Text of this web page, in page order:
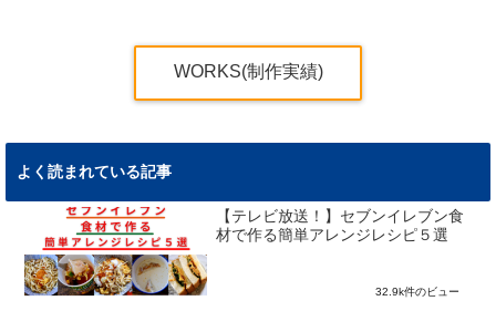
WORKS(制作実績)
よく読まれている記事
【テレビ放送！】セブンイレブン食
材で作る簡単アレンジレシピ５選
32.9k件のビュー